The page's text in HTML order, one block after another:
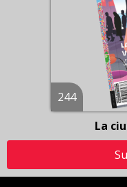
244
La